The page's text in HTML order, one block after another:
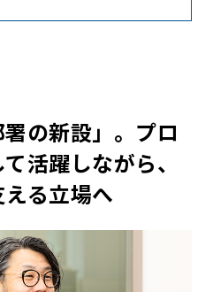
の新設」。プロ
活躍しながら、
る立場へ